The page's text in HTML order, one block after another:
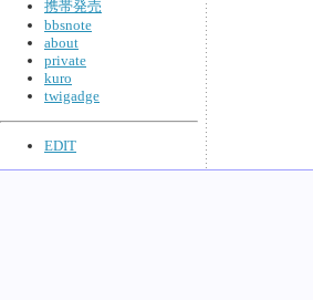
携帯発売
bbsnote
about
private
kuro
twigadge
EDIT